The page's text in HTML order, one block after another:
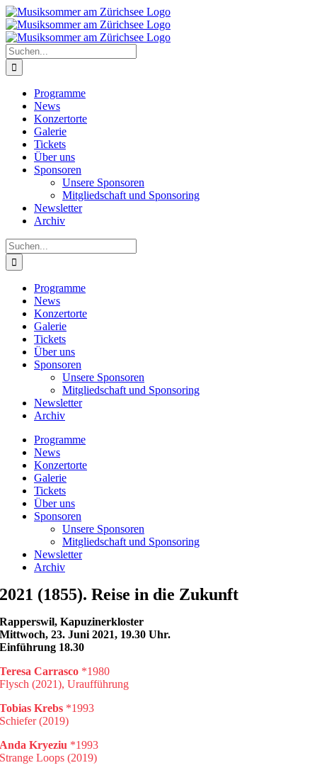
Zum
Inhalt
springen
Suche
nach:
Programme
News
Konzertorte
Galerie
Tickets
Über uns
Sponsoren
Unsere Sponsoren
Mitgliedschaft und Sponsoring
Newsletter
Archiv
Suche
nach:
Programme
News
Konzertorte
Galerie
Tickets
Über uns
Sponsoren
Unsere Sponsoren
Mitgliedschaft und Sponsoring
Newsletter
Archiv
Programme
News
Konzertorte
Galerie
Tickets
Über uns
Sponsoren
Unsere Sponsoren
Mitgliedschaft und Sponsoring
Newsletter
Archiv
2021 (1855). Reise in die Zukunft
Rapperswil, Kapuzinerkloster
Mittwoch, 23. Juni 2021, 19.30 Uhr.
Einführung 18.30
Teresa Carrasco *1980
Flysch (2021), Uraufführung
Tobias Krebs *1993
Schiefer (2019)
Anda Kryeziu *1993
Strange Loops (2019)